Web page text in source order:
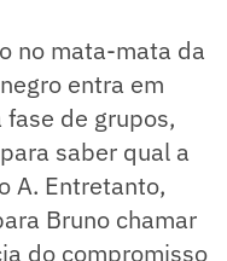
no mata-mata da
entra em
de grupos,
saber qual a
A. Entretanto,
Bruno chamar
do compromisso